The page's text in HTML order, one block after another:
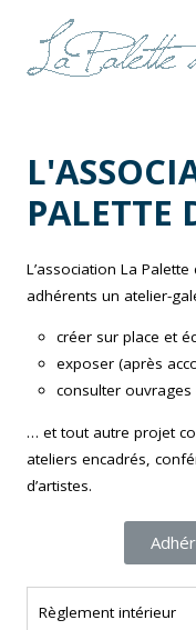
PALETTE
L’association La
adhérents un atelier-
créer sur place et
exposer (après
consulter ouvrages
… et tout autre projet
ateliers encadrés,
d’artistes.
Règlement intérieur